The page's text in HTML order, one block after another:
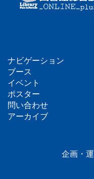
フ
ッ
タ
ナビゲーション
ブース
イベント
ポスター
問い合わせ
アーカイブ
企画・